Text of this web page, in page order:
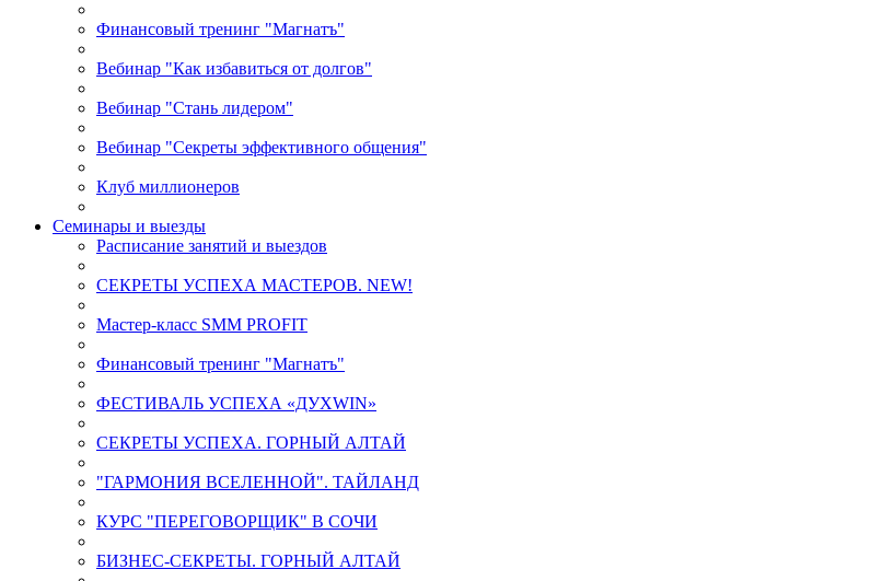
Финансовый тренинг "Магнатъ"
Вебинар "Как избавиться от долгов"
Вебинар "Стань лидером"
Вебинар "Секреты эффективного общения"
Клуб миллионеров
Семинары и выезды
Расписание занятий и выездов
СЕКРЕТЫ УСПЕХА МАСТЕРОВ. NEW!
Мастер-класс SMM PROFIT
Финансовый тренинг "Магнатъ"
ФЕСТИВАЛЬ УСПЕХА «ДУХWIN»
СЕКРЕТЫ УСПЕХА. ГОРНЫЙ АЛТАЙ
"ГАРМОНИЯ ВСЕЛЕННОЙ". ТАЙЛАНД
КУРС "ПЕРЕГОВОРЩИК" В СОЧИ
БИЗНЕС-СЕКРЕТЫ. ГОРНЫЙ АЛТАЙ